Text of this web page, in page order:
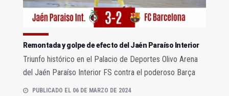
Remontada y golpe de efecto del Jaén Paraíso Interior
Triunfo histórico en el Palacio de Deportes Olivo Arena
del Jaén Paraíso Interior FS contra el poderoso Barça
PUBLICADO EL 06 DE MARZO DE 2024